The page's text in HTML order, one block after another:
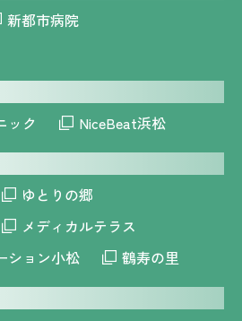
新都市病院
ック
NiceBeat浜松
ゆとりの郷
メディカルテラス
ション小松
鶴寿の里